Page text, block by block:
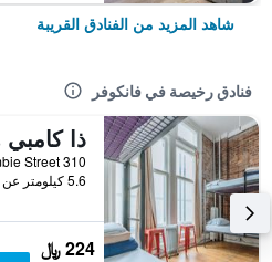
شاهد المزيد من الفنادق القريبة
فنادق رخيصة في فانكوفر
5.6 كيلومتر عن وسط المدينة
224 ﷼